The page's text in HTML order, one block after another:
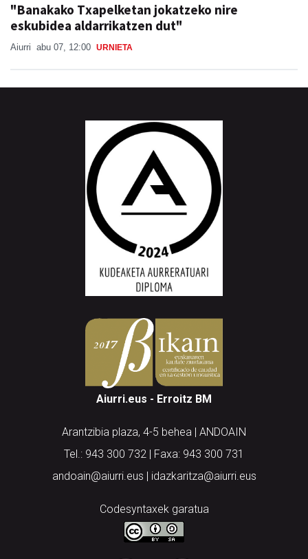
"Banakako Txapelketan jokatzeko nire
eskubidea aldarrikatzen dut"
Aiurri abu 07, 12:00 URNIETA
Aiurri.eus - Erroitz BM
Arantzibia plaza, 4-5 behea | ANDOAIN
Tel.: 943 300 732 | Faxa: 943 300 731
andoain@aiurri.eus | idazkaritza@aiurri.eus
Codesyntaxek garatua